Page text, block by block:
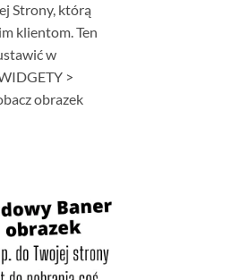
Strony, którą
klientom. Ten
w
>
obrazek